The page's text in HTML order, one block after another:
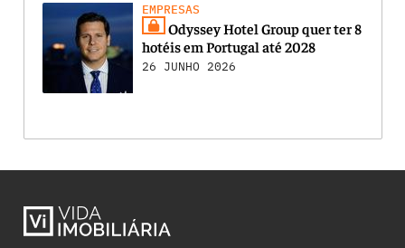
EMPRESAS
Odyssey Hotel Group quer ter 8
hotéis em Portugal até 2028
26 JUNHO 2026